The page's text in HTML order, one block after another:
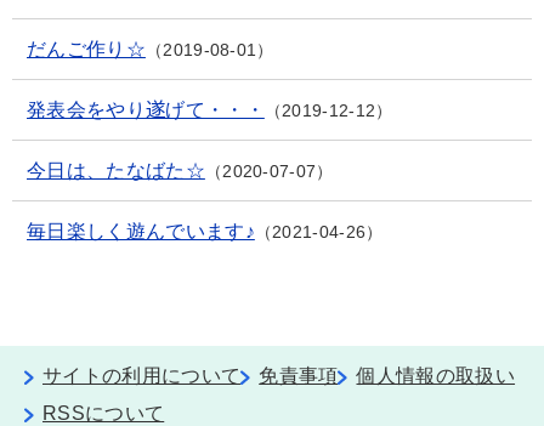
だんご作り☆ 2019-08-01
発表会をやり遂げて・・・ 2019-12-12
今日は、たなばた☆ 2020-07-07
毎日楽しく遊んでいます♪ 2021-04-26
サイトの利用について 免責事項
個人情報の取扱い
RSSについて